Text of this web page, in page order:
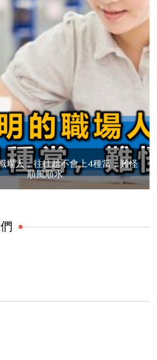
場人，往往越不會上4種當，難怪
順風順水